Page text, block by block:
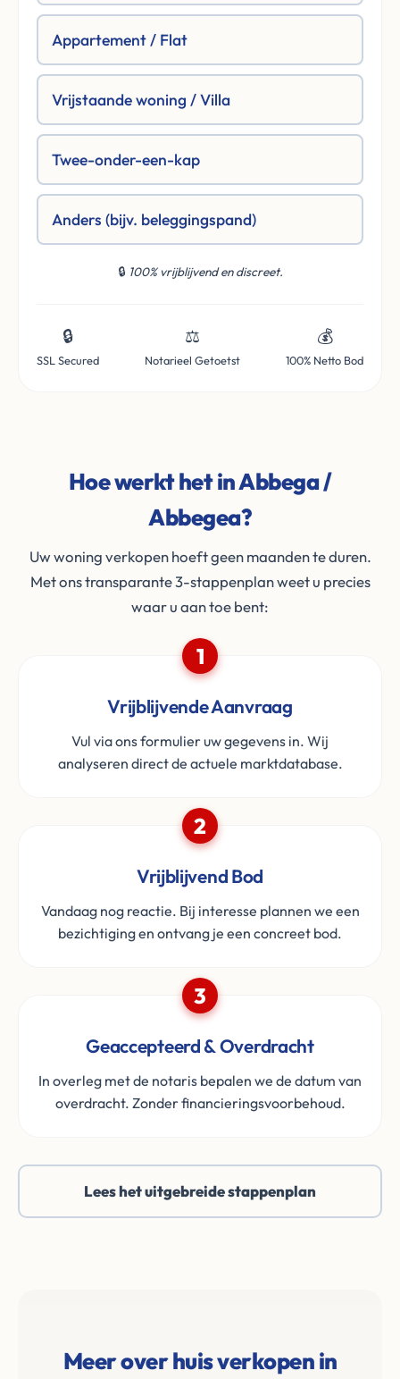
Appartement / Flat
Vrijstaande woning / Villa
Twee-onder-een-kap
Anders (bijv. beleggingspand)
🔒 100% vrijblijvend en discreet.
🔒
SSL Secured
⚖️
Notarieel Getoetst
💰
100% Netto Bod
Hoe werkt het in Abbega /
Abbegea?
Uw woning verkopen hoeft geen maanden te duren.
Met ons transparante 3-stappenplan weet u precies
waar u aan toe bent:
1
Vrijblijvende Aanvraag
Vul via ons formulier uw gegevens in. Wij
analyseren direct de actuele marktdatabase.
2
Vrijblijvend Bod
Vandaag nog reactie. Bij interesse plannen we een
bezichtiging en ontvang je een concreet bod.
3
Geaccepteerd & Overdracht
In overleg met de notaris bepalen we de datum van
overdracht. Zonder financieringsvoorbehoud.
Lees het uitgebreide stappenplan
Meer over huis verkopen in